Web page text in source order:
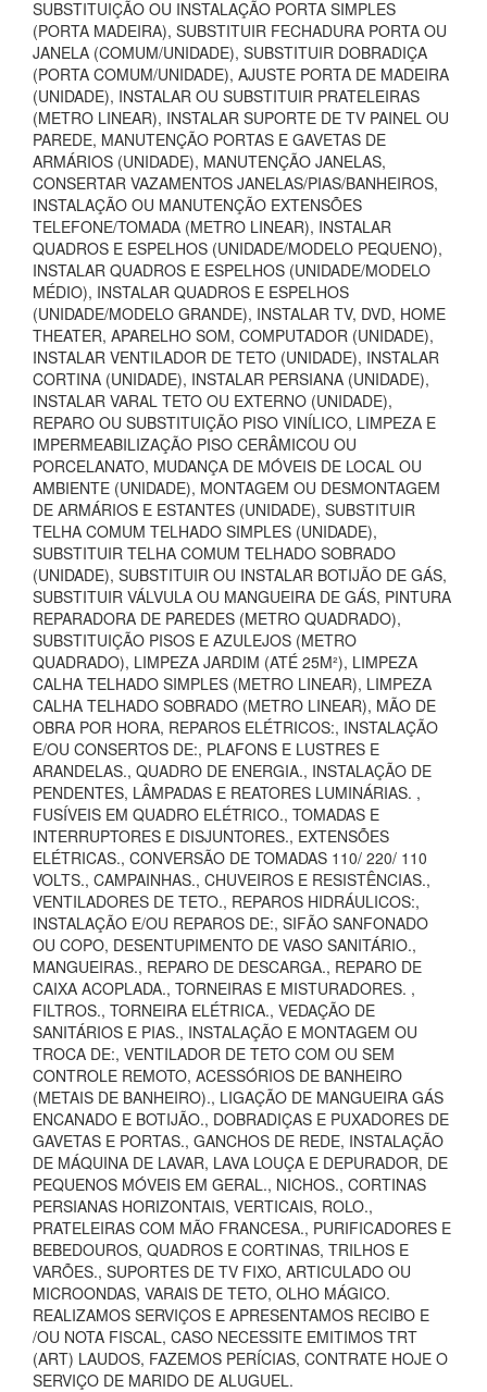
SUBSTITUIÇÃO OU INSTALAÇÃO PORTA SIMPLES
(PORTA MADEIRA), SUBSTITUIR FECHADURA PORTA OU
JANELA (COMUM/UNIDADE), SUBSTITUIR DOBRADIÇA
(PORTA COMUM/UNIDADE), AJUSTE PORTA DE MADEIRA
(UNIDADE), INSTALAR OU SUBSTITUIR PRATELEIRAS
(METRO LINEAR), INSTALAR SUPORTE DE TV PAINEL OU
PAREDE, MANUTENÇÃO PORTAS E GAVETAS DE
ARMÁRIOS (UNIDADE), MANUTENÇÃO JANELAS,
CONSERTAR VAZAMENTOS JANELAS/PIAS/BANHEIROS,
INSTALAÇÃO OU MANUTENÇÃO EXTENSÕES
TELEFONE/TOMADA (METRO LINEAR), INSTALAR
QUADROS E ESPELHOS (UNIDADE/MODELO PEQUENO),
INSTALAR QUADROS E ESPELHOS (UNIDADE/MODELO
MÉDIO), INSTALAR QUADROS E ESPELHOS
(UNIDADE/MODELO GRANDE), INSTALAR TV, DVD, HOME
THEATER, APARELHO SOM, COMPUTADOR (UNIDADE),
INSTALAR VENTILADOR DE TETO (UNIDADE), INSTALAR
CORTINA (UNIDADE), INSTALAR PERSIANA (UNIDADE),
INSTALAR VARAL TETO OU EXTERNO (UNIDADE),
REPARO OU SUBSTITUIÇÃO PISO VINÍLICO, LIMPEZA E
IMPERMEABILIZAÇÃO PISO CERÂMICOU OU
PORCELANATO, MUDANÇA DE MÓVEIS DE LOCAL OU
AMBIENTE (UNIDADE), MONTAGEM OU DESMONTAGEM
DE ARMÁRIOS E ESTANTES (UNIDADE), SUBSTITUIR
TELHA COMUM TELHADO SIMPLES (UNIDADE),
SUBSTITUIR TELHA COMUM TELHADO SOBRADO
(UNIDADE), SUBSTITUIR OU INSTALAR BOTIJÃO DE GÁS,
SUBSTITUIR VÁLVULA OU MANGUEIRA DE GÁS, PINTURA
REPARADORA DE PAREDES (METRO QUADRADO),
SUBSTITUIÇÃO PISOS E AZULEJOS (METRO
QUADRADO), LIMPEZA JARDIM (ATÉ 25M²), LIMPEZA
CALHA TELHADO SIMPLES (METRO LINEAR), LIMPEZA
CALHA TELHADO SOBRADO (METRO LINEAR), MÃO DE
OBRA POR HORA, REPAROS ELÉTRICOS:, INSTALAÇÃO
E/OU CONSERTOS DE:, PLAFONS E LUSTRES E
ARANDELAS., QUADRO DE ENERGIA., INSTALAÇÃO DE
PENDENTES, LÂMPADAS E REATORES LUMINÁRIAS. ,
FUSÍVEIS EM QUADRO ELÉTRICO., TOMADAS E
INTERRUPTORES E DISJUNTORES., EXTENSÕES
ELÉTRICAS., CONVERSÃO DE TOMADAS 110/ 220/ 110
VOLTS., CAMPAINHAS., CHUVEIROS E RESISTÊNCIAS.,
VENTILADORES DE TETO., REPAROS HIDRÁULICOS:,
INSTALAÇÃO E/OU REPAROS DE:, SIFÃO SANFONADO
OU COPO, DESENTUPIMENTO DE VASO SANITÁRIO.,
MANGUEIRAS., REPARO DE DESCARGA., REPARO DE
CAIXA ACOPLADA., TORNEIRAS E MISTURADORES. ,
FILTROS., TORNEIRA ELÉTRICA., VEDAÇÃO DE
SANITÁRIOS E PIAS., INSTALAÇÃO E MONTAGEM OU
TROCA DE:, VENTILADOR DE TETO COM OU SEM
CONTROLE REMOTO, ACESSÓRIOS DE BANHEIRO
(METAIS DE BANHEIRO)., LIGAÇÃO DE MANGUEIRA GÁS
ENCANADO E BOTIJÃO., DOBRADIÇAS E PUXADORES DE
GAVETAS E PORTAS., GANCHOS DE REDE, INSTALAÇÃO
DE MÁQUINA DE LAVAR, LAVA LOUÇA E DEPURADOR, DE
PEQUENOS MÓVEIS EM GERAL., NICHOS., CORTINAS
PERSIANAS HORIZONTAIS, VERTICAIS, ROLO.,
PRATELEIRAS COM MÃO FRANCESA., PURIFICADORES E
BEBEDOUROS, QUADROS E CORTINAS, TRILHOS E
VARÕES., SUPORTES DE TV FIXO, ARTICULADO OU
MICROONDAS, VARAIS DE TETO, OLHO MÁGICO.
REALIZAMOS SERVIÇOS E APRESENTAMOS RECIBO E
/OU NOTA FISCAL, CASO NECESSITE EMITIMOS TRT
(ART) LAUDOS, FAZEMOS PERÍCIAS, CONTRATE HOJE O
SERVIÇO DE MARIDO DE ALUGUEL.